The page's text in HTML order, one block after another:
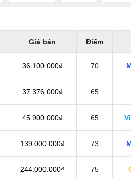
Giá bán Điểm
36.100.000₫ 70
37.376.000₫ 65
45.900.000₫ 65
139.000.000₫ 73
244.000.000₫ 75